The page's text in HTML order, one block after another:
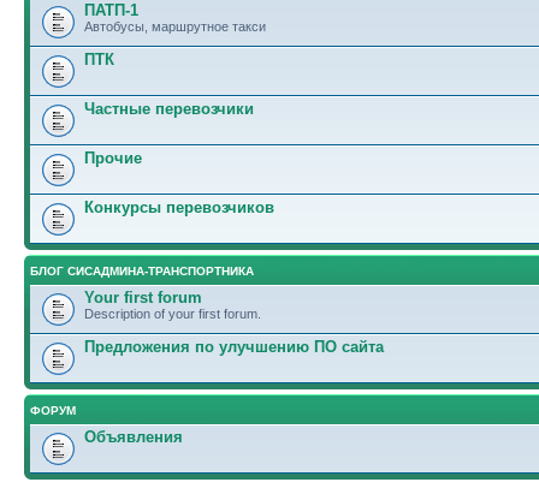
ПАТП-1
Автобусы, маршрутное такси
ПТК
Частные перевозчики
Прочие
Конкурсы перевозчиков
БЛОГ СИСАДМИНА-ТРАНСПОРТНИКА
Your first forum
Description of your first forum.
Предложения по улучшению ПО сайта
ФОРУМ
Объявления